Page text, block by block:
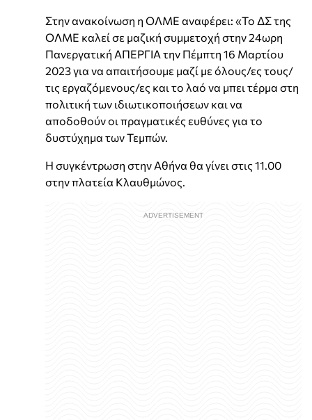
Στην ανακοίνωση η ΟΛΜΕ αναφέρει: «Το ΔΣ της
ΟΛΜΕ καλεί σε μαζική συμμετοχή στην 24ωρη
Πανεργατική ΑΠΕΡΓΙΑ την Πέμπτη 16 Μαρτίου
2023 για να απαιτήσουμε μαζί με όλους/ες τους/
τις εργαζόμενους/ες και το λαό να μπει τέρμα στη
πολιτική των ιδιωτικοποιήσεων και να
αποδοθούν οι πραγματικές ευθύνες για το
δυστύχημα των Τεμπών.
Η συγκέντρωση στην Αθήνα θα γίνει στις 11.00
στην πλατεία Κλαυθμώνος.